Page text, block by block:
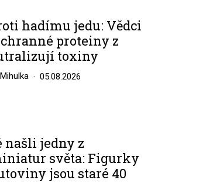
hadímu jedu: Vědci
proteiny z
toxiny
05.08.2026
našli jedny z
světa: Figurky
jsou staré 40